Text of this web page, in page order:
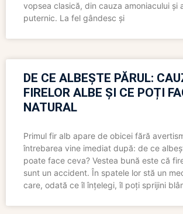
vopsea clasică, din cauza amoniacului și
puternic. La fel gândesc și
DE CE ALBEȘTE PĂRUL:
FIRELOR ALBE ȘI CE POȚI
NATURAL
Primul fir alb apare de obicei fără
întrebarea vine imediat după: de ce
poate face ceva? Vestea bună este că
sunt un accident. În spatele lor stă un
care, odată ce îl înțelegi, îl poți sprijini